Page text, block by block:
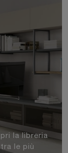
la libreria
le più